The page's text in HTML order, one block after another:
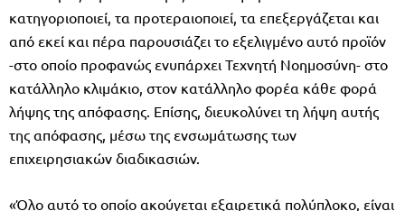
κατηγοριοποιεί, τα προτεραιοποιεί, τα επεξεργάζεται και
από εκεί και πέρα παρουσιάζει το εξελιγμένο αυτό προϊόν
-στο οποίο προφανώς ενυπάρχει Τεχνητή Νοημοσύνη- στο
κατάλληλο κλιμάκιο, στον κατάλληλο φορέα κάθε φορά
λήψης της απόφασης. Επίσης, διευκολύνει τη λήψη αυτής
της απόφασης, μέσω της ενσωμάτωσης των
επιχειρησιακών διαδικασιών.
«Όλο αυτό το οποίο ακούγεται εξαιρετικά πολύπλοκο, είναι